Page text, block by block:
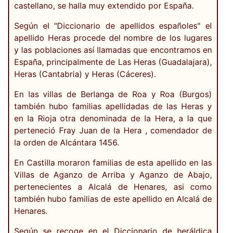
castellano, se halla muy extendido por España.
Según el "Diccionario de apellidos españoles" el
apellido Heras procede del nombre de los lugares
y las poblaciones así llamadas que encontramos en
España, principalmente de Las Heras (Guadalajara),
Heras (Cantabria) y Heras (Cáceres).
En las villas de Berlanga de Roa y Roa (Burgos)
también hubo familias apellidadas de las Heras y
en la Rioja otra denominada de la Hera, a la que
perteneció Fray Juan de la Hera , comendador de
la orden de Alcántara 1456.
En Castilla moraron familias de esta apellido en las
Villas de Aganzo de Arriba y Aganzo de Abajo,
pertenecientes a Alcalá de Henares, asi como
también hubo familias de este apellido en Alcalá de
Henares.